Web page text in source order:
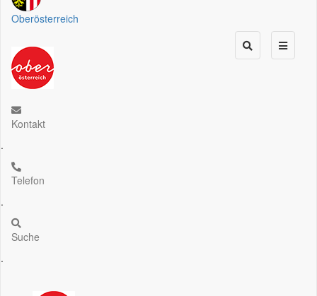
Oberösterreich
Kontakt
.
Telefon
.
Suche
.